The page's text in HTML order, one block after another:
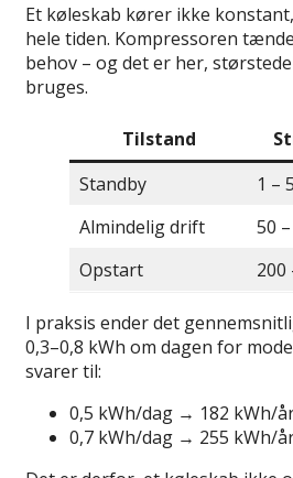
Et køleskab kører ikke
hele tiden. Kompressoren
behov – og det er her,
bruges.
Tilstand
Standby
1 –
Almindelig drift
50
Opstart
200
I praksis ender det
0,3–0,8 kWh om dagen for
svarer til:
0,5 kWh/dag → 182 kWh/
0,7 kWh/dag → 255 kWh/